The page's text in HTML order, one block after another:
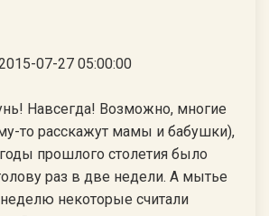
07-27 05:00:00
Навсегда! Возможно, многие
то расскажут мамы и бабушки),
прошлого столетия было
раз в две недели. А мытье
некоторые считали